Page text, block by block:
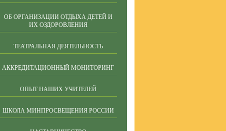
ОБ ОРГАНИЗАЦИИ ОТДЫХА ДЕТЕЙ И
ИХ ОЗДОРОВЛЕНИЯ
ТЕАТРАЛЬНАЯ ДЕЯТЕЛЬНОСТЬ
АККРЕДИТАЦИОННЫЙ МОНИТОРИНГ
ОПЫТ НАШИХ УЧИТЕЛЕЙ
ШКОЛА МИНПРОСВЕЩЕНИЯ РОССИИ